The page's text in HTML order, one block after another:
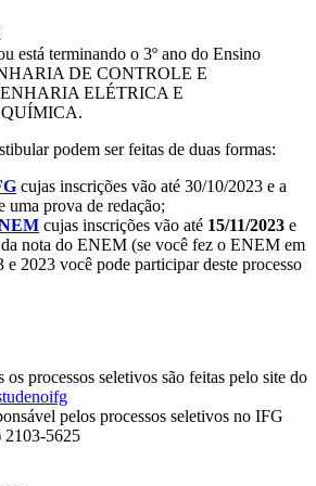
está terminando o 3º ano do Ensino
DE CONTROLE E
ELÉTRICA E
podem ser feitas de duas formas:
cujas inscrições vão até 30/10/2023 e a
uma prova de redação;
cujas inscrições vão até 15/11/2023 e
da nota do ENEM (se você fez o ENEM em
e 2023 você pode participar deste processo
os processos seletivos são feitas pelo site do
pelos processos seletivos no IFG
2103-5625